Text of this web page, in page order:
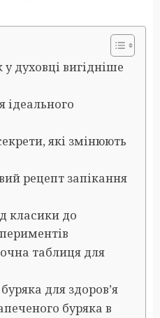
духовці вигідніше
ідеального
які змінюють
рецепт запікання
класики до
таблиця для
для здоров’я
буряка в